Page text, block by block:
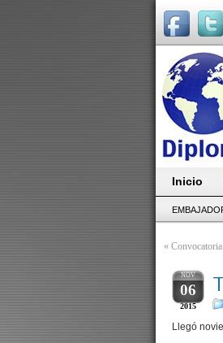
Inicio
«
NOV
06
2015
Llegó